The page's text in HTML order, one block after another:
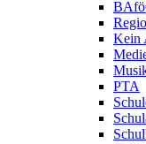
Kein
PTA